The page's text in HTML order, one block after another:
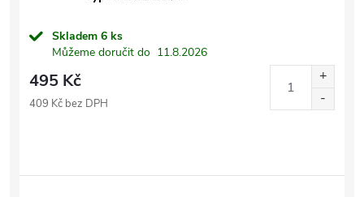
Skladem 6 ks
Můžeme doručit do 11.8.2026
495 Kč
409 Kč bez DPH